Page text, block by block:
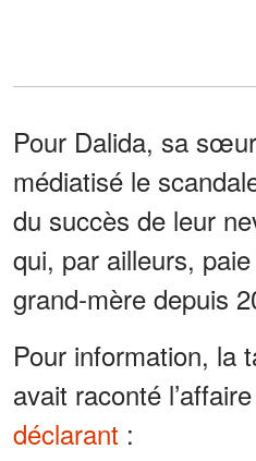
Pour Dalida, sa
médiatisé le
du succès de leur
qui, par ailleurs,
grand-mère depuis
Pour information, la
avait raconté
déclarant :